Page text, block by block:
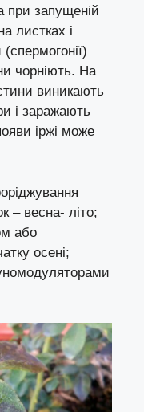
при запущеній
листках і
чорніють. На
виникають
і заражають
іржі може
– весна- літо;
або
осені;